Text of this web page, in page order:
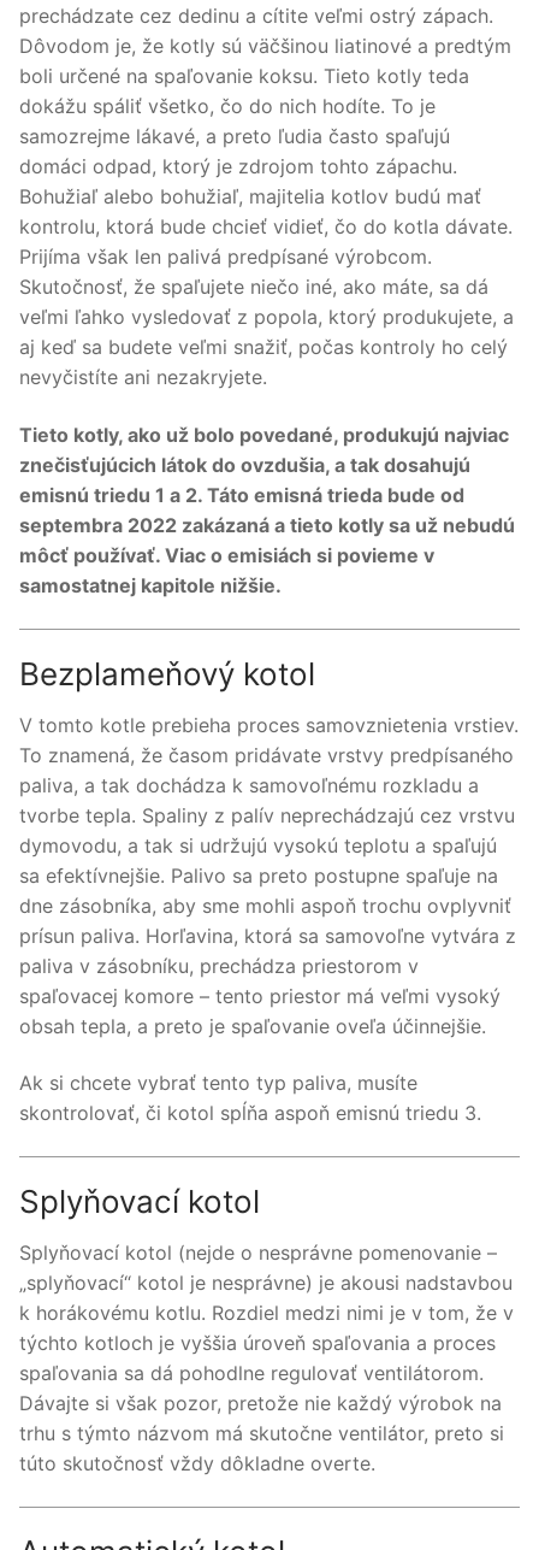
prechádzate cez dedinu a cítite veľmi ostrý zápach.
Dôvodom je, že kotly sú väčšinou liatinové a predtým
boli určené na spaľovanie koksu. Tieto kotly teda
dokážu spáliť všetko, čo do nich hodíte. To je
samozrejme lákavé, a preto ľudia často spaľujú
domáci odpad, ktorý je zdrojom tohto zápachu.
Bohužiaľ alebo bohužiaľ, majitelia kotlov budú mať
kontrolu, ktorá bude chcieť vidieť, čo do kotla dávate.
Prijíma však len palivá predpísané výrobcom.
Skutočnosť, že spaľujete niečo iné, ako máte, sa dá
veľmi ľahko vysledovať z popola, ktorý produkujete, a
aj keď sa budete veľmi snažiť, počas kontroly ho celý
nevyčistíte ani nezakryjete.
Tieto kotly, ako už bolo povedané, produkujú najviac
znečisťujúcich látok do ovzdušia, a tak dosahujú
emisnú triedu 1 a 2. Táto emisná trieda bude od
septembra 2022 zakázaná a tieto kotly sa už nebudú
môcť používať. Viac o emisiách si povieme v
samostatnej kapitole nižšie.
Bezplameňový kotol
V tomto kotle prebieha proces samovznietenia vrstiev.
To znamená, že časom pridávate vrstvy predpísaného
paliva, a tak dochádza k samovoľnému rozkladu a
tvorbe tepla. Spaliny z palív neprechádzajú cez vrstvu
dymovodu, a tak si udržujú vysokú teplotu a spaľujú
sa efektívnejšie. Palivo sa preto postupne spaľuje na
dne zásobníka, aby sme mohli aspoň trochu ovplyvniť
prísun paliva. Horľavina, ktorá sa samovoľne vytvára z
paliva v zásobníku, prechádza priestorom v
spaľovacej komore – tento priestor má veľmi vysoký
obsah tepla, a preto je spaľovanie oveľa účinnejšie.
Ak si chcete vybrať tento typ paliva, musíte
skontrolovať, či kotol spĺňa aspoň emisnú triedu 3.
Splyňovací kotol
Splyňovací kotol (nejde o nesprávne pomenovanie –
„splyňovací“ kotol je nesprávne) je akousi nadstavbou
k horákovému kotlu. Rozdiel medzi nimi je v tom, že v
týchto kotloch je vyššia úroveň spaľovania a proces
spaľovania sa dá pohodlne regulovať ventilátorom.
Dávajte si však pozor, pretože nie každý výrobok na
trhu s týmto názvom má skutočne ventilátor, preto si
túto skutočnosť vždy dôkladne overte.